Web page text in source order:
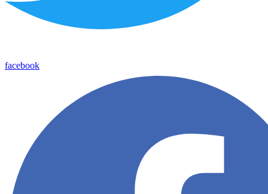
facebook